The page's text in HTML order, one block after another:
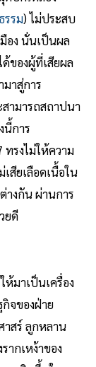
รรม) ไม่ประสบ
อง นั่นเป็นผล
ของผู้ที่เสียผล
าสู่การ
ามารถสถาปนา
นี้การ
รงไม่ให้ความ
สียเลือดเนื้อใน
างกัน ผ่านการ
ยดี
ห้มาเป็นเครื่อง
จของฝ่าย
าสร์ ลูกหลาน
ากเหง้าของ